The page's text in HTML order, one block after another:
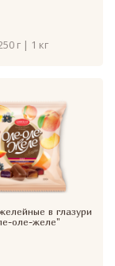
г | 1 кг
в глазури
оле-желе"